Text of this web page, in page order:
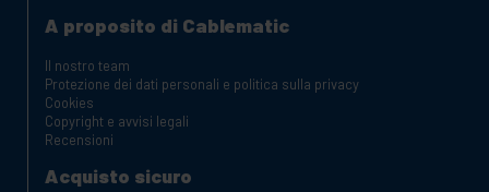
A proposito di Cablematic
Il nostro team
Protezione dei dati personali e politica sulla privacy
Cookies
Copyright e avvisi legali
Recensioni
Acquisto sicuro